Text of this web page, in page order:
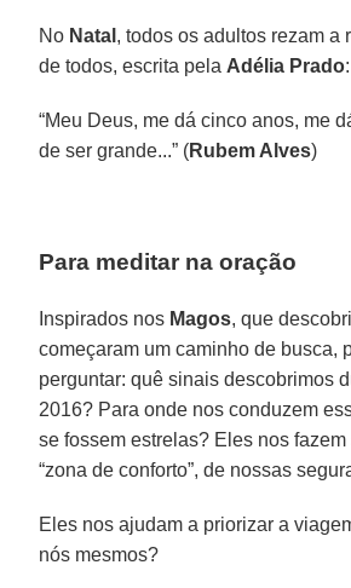
No Natal , todos os adultos rezam a
de todos, escrita pela Adélia Prado:
“Meu Deus, me dá cinco anos, me
de ser grande...” (Rubem Alves)
Para meditar na oração
Inspirados nos Magos, que
começaram um caminho de busca,
perguntar: quê sinais descobrimos
2016? Para onde nos conduzem
se fossem estrelas? Eles nos
“zona de conforto”, de nossas
Eles nos ajudam a priorizar a
nós mesmos?